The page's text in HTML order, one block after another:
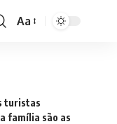
Font
Aa
turistas
família são as